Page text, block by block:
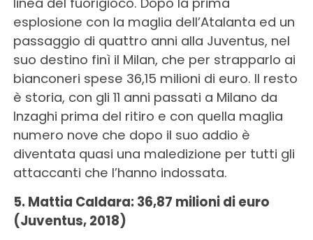
esplosione con la maglia dell’Atalanta ed un
passaggio di quattro anni alla Juventus, nel
suo destino finì il Milan, che per strapparlo ai
bianconeri spese 36,15 milioni di euro. Il resto
è storia, con gli 11 anni passati a Milano da
Inzaghi prima del ritiro e con quella maglia
numero nove che dopo il suo addio è
diventata quasi una maledizione per tutti gli
attaccanti che l’hanno indossata.
5. Mattia Caldara: 36,87 milioni di euro
(Juventus, 2018)